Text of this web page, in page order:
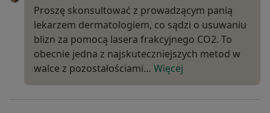
Proszę skonsultować z prowadzącym panią
lekarzem dermatologiem, co sądzi o usuwaniu
blizn za pomocą lasera frakcyjnego CO2. To
obecnie jedna z najskuteczniejszych metod w
walce z pozostałościami… Więcej